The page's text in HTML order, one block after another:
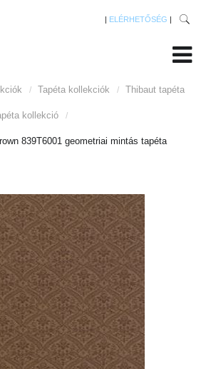
| ELÉRHETŐSÉG |
/ Tapéta kollekciók / Thibaut tapéta
kollekció /
839T6001 geometriai mintás tapéta